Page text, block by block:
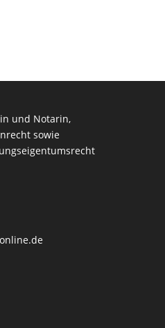
und Notarin,
sowie